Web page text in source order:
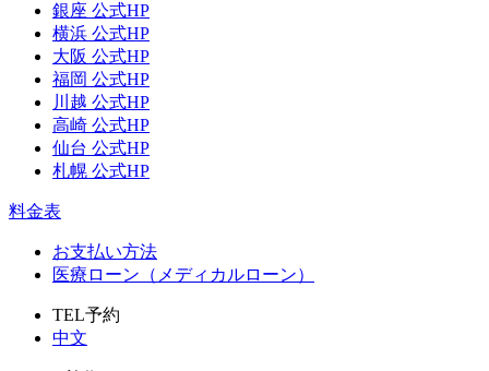
銀座 公式HP
横浜 公式HP
大阪 公式HP
福岡 公式HP
川越 公式HP
高崎 公式HP
仙台 公式HP
札幌 公式HP
料金表
お支払い方法
医療ローン（メディカルローン）
TEL予約
中文